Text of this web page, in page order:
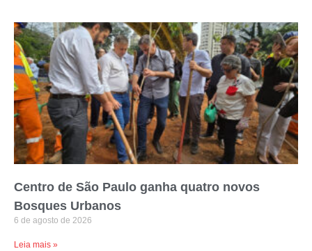
Centro de São Paulo ganha quatro novos
Bosques Urbanos
6 de agosto de 2026
Leia mais »